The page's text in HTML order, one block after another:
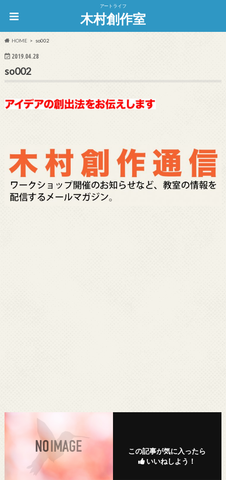
アートライフ
木村創作室
HOME so002
2019.04.28
so002
この記事が気に入ったら
いいねしよう！